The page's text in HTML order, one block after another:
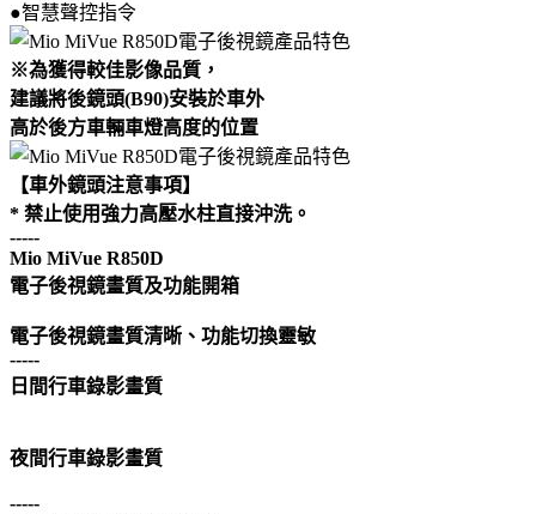
●智慧聲控指令
※為獲得較佳影像品質，
建議將後鏡頭(B90)安裝於車外
高於後方車輛車燈高度的位置
【車外鏡頭注意事項】
* 禁止使用強力高壓水柱直接沖洗。
-----
Mio MiVue R850D
電子後視鏡畫質及功能開箱
電子後視鏡畫質清晰、功能切換靈敏
-----
日間行車錄影畫質
夜間行車錄影畫質
-----